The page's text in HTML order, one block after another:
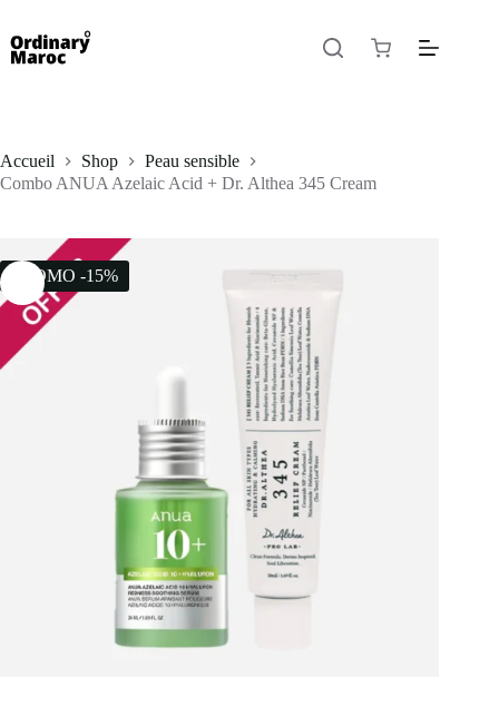
Accueil Shop
Peau sensible
Combo ANUA Azelaic Acid + Dr. Althea 345 Cream
PROMO -15%